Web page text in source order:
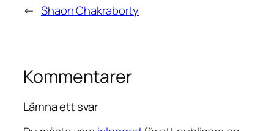
← Shaon Chakraborty
Kommentarer
Lämna ett svar